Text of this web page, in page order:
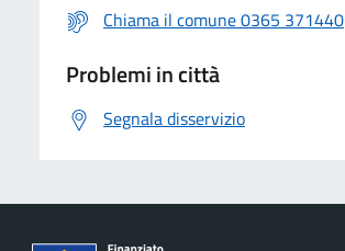
Chiama il comune 0365 371440
Problemi in città
Segnala disservizio